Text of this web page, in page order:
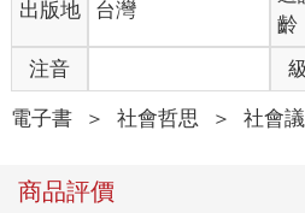
出版地 台灣
齡
注音
電子書 ＞ 社會哲思 ＞ 社會
商品評價